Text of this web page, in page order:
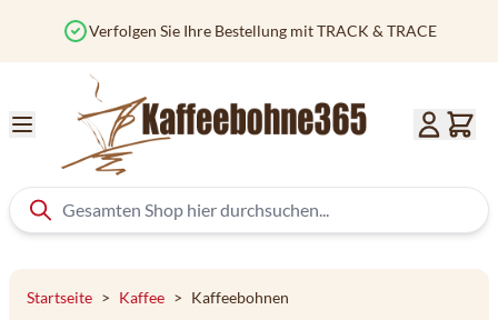
Verfolgen Sie Ihre Bestellung mit TRACK & TRACE
Startseite > Kaffee > Kaffeebohnen